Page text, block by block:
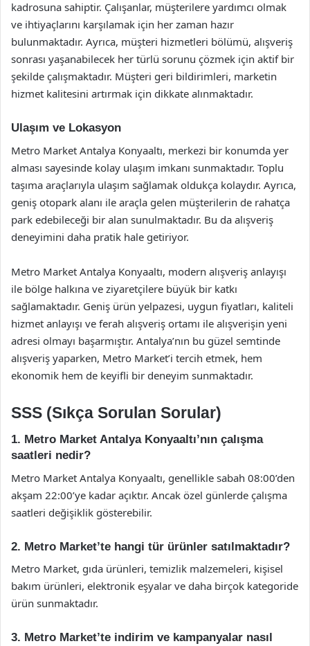
kadrosuna sahiptir. Çalışanlar, müşterilere yardımcı olmak
ve ihtiyaçlarını karşılamak için her zaman hazır
bulunmaktadır. Ayrıca, müşteri hizmetleri bölümü, alışveriş
sonrası yaşanabilecek her türlü sorunu çözmek için aktif bir
şekilde çalışmaktadır. Müşteri geri bildirimleri, marketin
hizmet kalitesini artırmak için dikkate alınmaktadır.
Ulaşım ve Lokasyon
Metro Market Antalya Konyaaltı, merkezi bir konumda yer
alması sayesinde kolay ulaşım imkanı sunmaktadır. Toplu
taşıma araçlarıyla ulaşım sağlamak oldukça kolaydır. Ayrıca,
geniş otopark alanı ile araçla gelen müşterilerin de rahatça
park edebileceği bir alan sunulmaktadır. Bu da alışveriş
deneyimini daha pratik hale getiriyor.
Metro Market Antalya Konyaaltı, modern alışveriş anlayışı
ile bölge halkına ve ziyaretçilere büyük bir katkı
sağlamaktadır. Geniş ürün yelpazesi, uygun fiyatları, kaliteli
hizmet anlayışı ve ferah alışveriş ortamı ile alışverişin yeni
adresi olmayı başarmıştır. Antalya’nın bu güzel semtinde
alışveriş yaparken, Metro Market’i tercih etmek, hem
ekonomik hem de keyifli bir deneyim sunmaktadır.
SSS (Sıkça Sorulan Sorular)
1. Metro Market Antalya Konyaaltı’nın çalışma
saatleri nedir?
Metro Market Antalya Konyaaltı, genellikle sabah 08:00’den
akşam 22:00’ye kadar açıktır. Ancak özel günlerde çalışma
saatleri değişiklik gösterebilir.
2. Metro Market’te hangi tür ürünler satılmaktadır?
Metro Market, gıda ürünleri, temizlik malzemeleri, kişisel
bakım ürünleri, elektronik eşyalar ve daha birçok kategoride
ürün sunmaktadır.
3. Metro Market’te indirim ve kampanyalar nasıl